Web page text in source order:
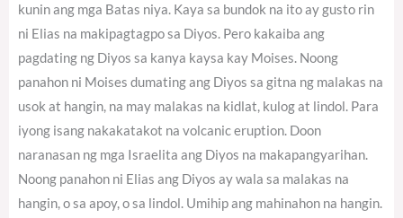
kunin ang mga Batas niya. Kaya sa bundok na ito ay gusto rin
ni Elias na makipagtagpo sa Diyos. Pero kakaiba ang
pagdating ng Diyos sa kanya kaysa kay Moises. Noong
panahon ni Moises dumating ang Diyos sa gitna ng malakas na
usok at hangin, na may malakas na kidlat, kulog at lindol. Para
iyong isang nakakatakot na volcanic eruption. Doon
naranasan ng mga Israelita ang Diyos na makapangyarihan.
Noong panahon ni Elias ang Diyos ay wala sa malakas na
hangin, o sa apoy, o sa lindol. Umihip ang mahinahon na hangin.